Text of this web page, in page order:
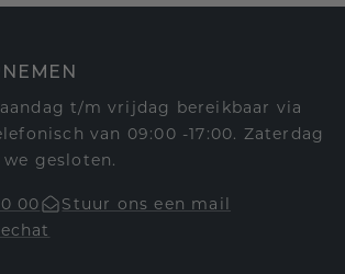
t/m vrijdag bereikbaar via
van 09:00 -17:00. Zaterdag
gesloten.
00
Stuur ons een mail